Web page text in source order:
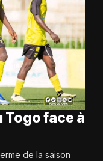
Togo face à
de la saison